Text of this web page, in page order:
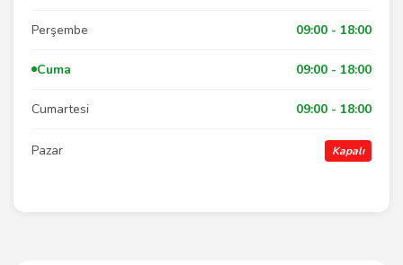
Perşembe 09:00 - 18:00
Cuma 09:00 - 18:00
Cumartesi 09:00 - 18:00
Pazar Kapalı